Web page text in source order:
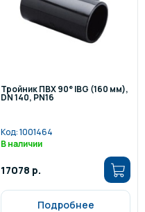
Тройник ПВХ 90° IBG (160 мм),
DN 140, PN16
Код:1001464
В наличии
17078 р.
Подробнее